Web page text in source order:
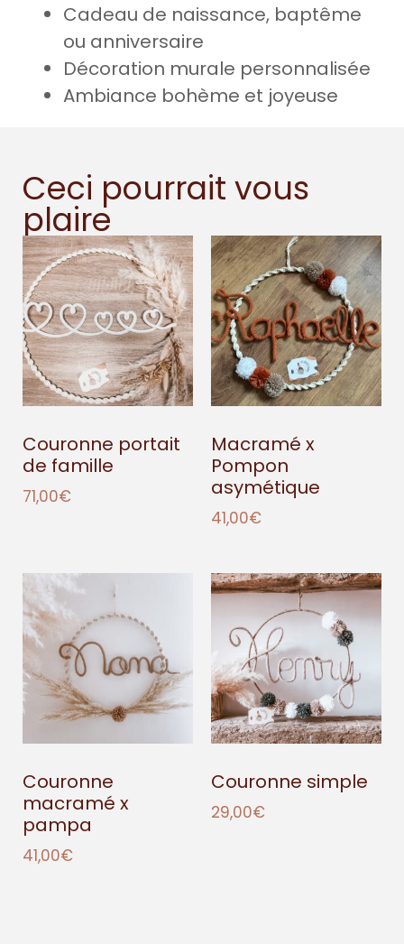
Cadeau de naissance, baptême
ou anniversaire
Décoration murale personnalisée
Ambiance bohème et joyeuse
Ceci pourrait vous
plaire
Couronne portait
de famille
71,00€
Macramé x
Pompon
asymétique
41,00€
Couronne
macramé x
pampa
41,00€
Couronne simple
29,00€